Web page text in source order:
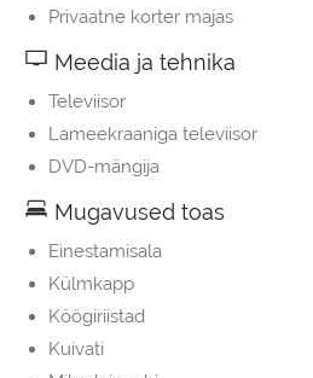
Privaatne korter majas
Meedia ja tehnika
Televiisor
Lameekraaniga televiisor
DVD-mängija
Mugavused toas
Einestamisala
Külmkapp
Köögiriistad
Kuivati